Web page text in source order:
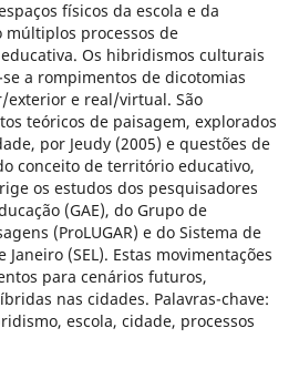
físicos da escola e da
processos de
Os hibridismos culturais
a rompimentos de dicotomias
exterior e real/virtual. São
teóricos de paisagem, explorados
por Jeudy (2005) e questões de
conceito de território educativo,
os estudos dos pesquisadores
(GAE), do Grupo de
(ProLUGAR) e do Sistema de
Janeiro (SEL). Estas movimentações
para cenários futuros,
nas cidades. Palavras-chave:
escola, cidade, processos